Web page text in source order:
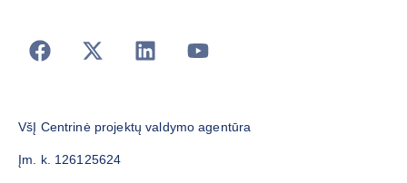
VšĮ Centrinė projektų valdymo agentūra
Įm. k. 126125624